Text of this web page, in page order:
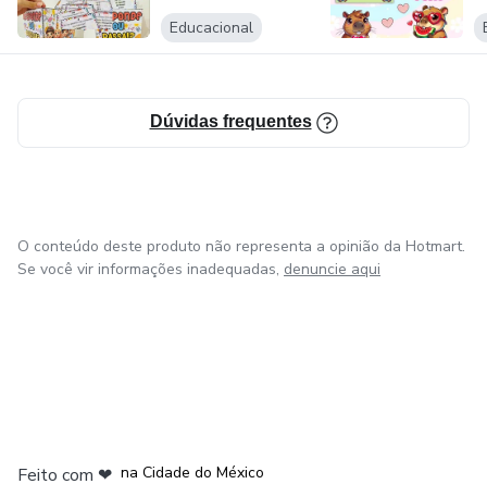
Educacional
Dúvidas frequentes
O conteúdo deste produto não representa a opinião da Hotmart.
Se você vir informações inadequadas, denuncie aqui
Feito com ❤ na Cidade do México